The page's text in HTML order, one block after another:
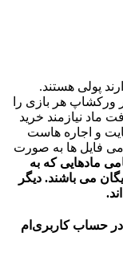
پولی هستند.
ورکشاپ هر بازی را
ماد نیازمند خرید
و اجاره هاست
فایل ها به صورت
مادهایی که به
می باشند. دیگر
در حساب‌ کاربری‌ام